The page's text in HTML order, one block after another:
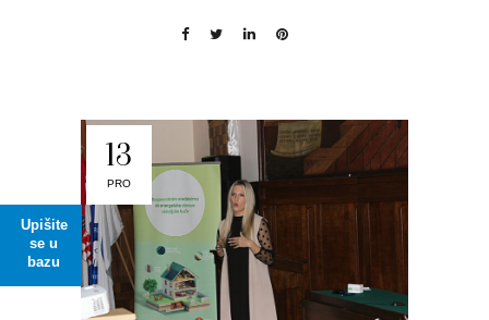
Upišite
se u
bazu
13
PRO